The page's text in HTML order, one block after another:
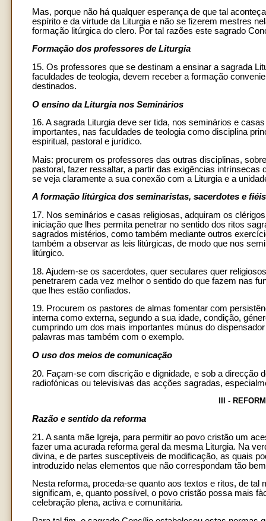
Mas, porque não há qualquer esperança de que tal
espírito e da virtude da Liturgia e não se fizerem mestres
formação litúrgica do clero. Por tal razões este sagrado
Formação dos professores de Liturgia
15. Os professores que se destinam a ensinar a sagrada
faculdades de teologia, devem receber a formação
destinados.
O ensino da Liturgia nos Seminários
16. A sagrada Liturgia deve ser tida, nos seminários e
importantes, nas faculdades de teologia como disciplina
espiritual, pastoral e jurídico.
Mais: procurem os professores das outras disciplinas,
pastoral, fazer ressaltar, a partir das exigências
se veja claramente a sua conexão com a Liturgia e a
A formação litúrgica dos seminaristas, sacerdotes e fiéis
17. Nos seminários e casas religiosas, adquiram os
iniciação que lhes permita penetrar no sentido dos ritos
sagrados mistérios, como também mediante outros
também a observar as leis litúrgicas, de modo que nos
litúrgico.
18. Ajudem-se os sacerdotes, quer seculares quer
penetrarem cada vez melhor o sentido do que fazem nas
que lhes estão confiados.
19. Procurem os pastores de almas fomentar com
interna como externa, segundo a sua idade, condição,
cumprindo um dos mais importantes múnus do
palavras mas também com o exemplo.
O uso dos meios de comunicação
20. Façam-se com discrição e dignidade, e sob a direcção
radiofónicas ou televisivas das acções sagradas,
III -
Razão e sentido da reforma
21. A santa mãe Igreja, para permitir ao povo cristão um
fazer uma acurada reforma geral da mesma Liturgia. Na
divina, e de partes susceptíveis de modificação, as quais
introduzido nelas elementos que não correspondam tão
Nesta reforma, proceda-se quanto aos textos e ritos, de
significam, e, quanto possível, o povo cristão possa mais
celebração plena, activa e comunitária.